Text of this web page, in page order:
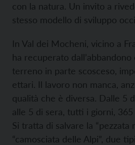
con la natura. Un invito a
stesso modello di sviluppo
In Val dei Mocheni, vicino a
ha recuperato dall’abbandono
terreno in parte scosceso,
ettari. Il lavoro non manca,
qualità che è diversa. Dalle 5
alle 5 di sera, tutti i giorni, 365
Si tratta di salvare la “pezzata
“camosciata delle Alpi”, due